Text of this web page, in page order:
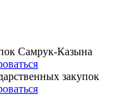
Самрук-Казына
закупок